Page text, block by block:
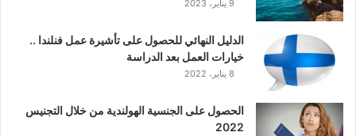
ك
ر
ب
9 يناير، 2023
الدليل النهائي للحصول على تأشيرة عمل فنلندا ..
خيارات العمل بعد الدراسة
8 يناير، 2022
الحصول على الجنسية الهولندية من خلال التجنيس
2022